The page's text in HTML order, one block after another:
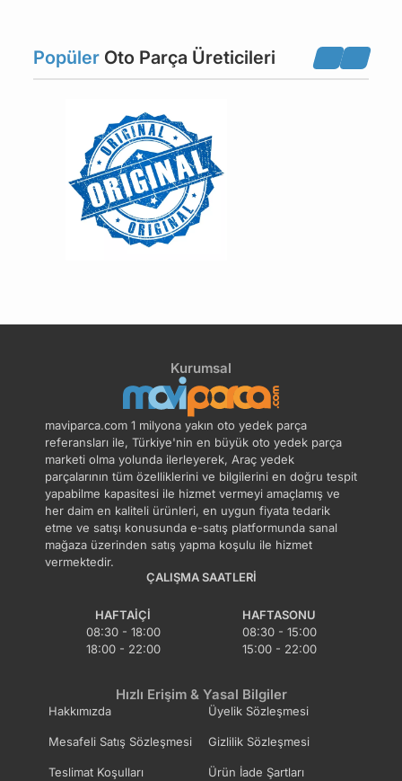
Krank Mili Krank Sensörü
Motor Bloğu Motor Blok Su Tapası
Motor Gömlek
Piston Kol Burcu Piston Kol Cıvatası
Piston Kolu Piston Segman
Pompa Zincir Gergisi Soğutucu Radyatörü
Vuruntu Sensörü
Yağ Çubuğu Yağ Filtre Kapağı
Yağ Filtresi Komple Yağ Karteri
Popüler Oto Parça Üreticileri
Kurumsal
maviparca.com 1 milyona yakın oto yedek parça
referansları ile, Türkiye'nin en büyük oto yedek parça
marketi olma yolunda ilerleyerek, Araç yedek
parçalarının tüm özelliklerini ve bilgilerini en doğru tespit
yapabilme kapasitesi ile hizmet vermeyi amaçlamış ve
her daim en kaliteli ürünleri, en uygun fiyata tedarik
etme ve satışı konusunda e-satış platformunda sanal
mağaza üzerinden satış yapma koşulu ile hizmet
vermektedir.
ÇALIŞMA SAATLERI
HAFTAIÇI
08:30 - 18:00
18:00 - 22:00
HAFTASONU
08:30 - 15:00
15:00 - 22:00
Hızlı Erişim & Yasal Bilgiler
Hakkımızda Üyelik Sözleşmesi
Mesafeli Satış Sözleşmesi Gizlilik Sözleşmesi
Teslimat Koşulları Ürün İade Şartları